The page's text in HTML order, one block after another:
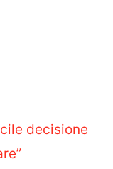
decisione